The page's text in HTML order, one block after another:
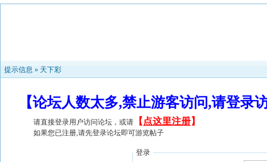
提示信息 » 天下彩
【论坛人数太多,禁止游客访问,请登
请直接登录用户访问论坛，或请 【 点这里注册】
如果您已注册,请先登录论坛即可游览帖子
登录